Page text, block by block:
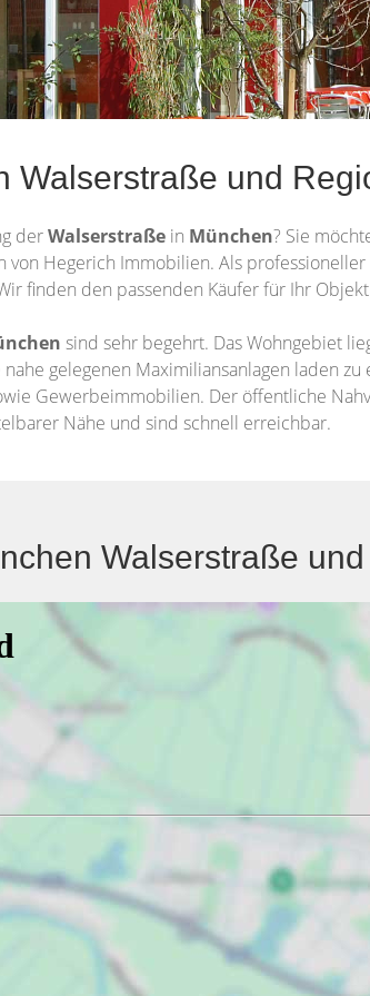
Walserstraße und
derWalserstraße in München? Sie
von Hegerich Immobilien. Als professioneller
finden den passenden Käufer für Ihr
sind sehr begehrt. Das Wohngebiet
gelegenen Maximiliansanlagen laden
Gewerbeimmobilien. Der öffentliche
Nähe und sind schnell erreichbar.
Walserstraße